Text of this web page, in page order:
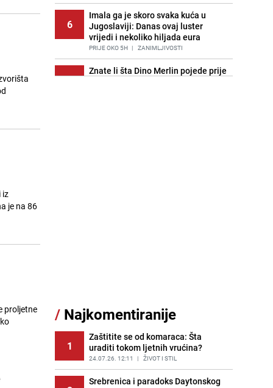
iz
je na 86
proljetne
6
Imala ga je skoro svaka kuća u
Jugoslaviji: Danas ovaj luster
vrijedi i nekoliko hiljada eura
PRIJE OKO 5H | ZANIMLJIVOSTI
7
Znate li šta Dino Merlin pojede prije
Novog
BOSNA I HERCEGOVINA
12
Kao iz slastičarne: Rolada od
čokolade i kokosa bez pečenja,
jednostavan desert bez imalo muke
PRIJE 2 DANA RECEPTI
/ Najkomentiranije
1
Zaštitite se od komaraca: Šta
uraditi tokom ljetnih vrućina?
24.07.26. 12:11 | ŽIVOT I STIL
Srebrenica i paradoks Daytonskog